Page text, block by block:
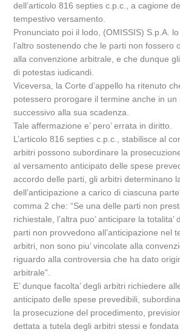
dell’articolo 816 septies c.p.c., a cagione
tempestivo versamento.
Pronunciato poi il lodo, (OMISSIS) S.p.A.
l’altro sostenendo che le parti non fossero
alla convenzione arbitrale, e che dunque
di potestas iudicandi.
Viceversa, la Corte d’appello ha ritenuto
potessero prorogare il termine anche in un
successivo alla sua scadenza.
Tale affermazione e’ pero’ errata in diritto.
L’articolo 816 septies c.p.c., stabilisce al
arbitri possono subordinare la
al versamento anticipato delle spese
accordo delle parti, gli arbitri determinano
dell’anticipazione a carico di ciascuna
comma 2 che: “Se una delle parti non
richiestale, l’altra puo’ anticipare la totalita’
parti non provvedono all’anticipazione nel
arbitri, non sono piu’ vincolate alla
riguardo alla controversia che ha dato
arbitrale”.
E’ dunque facolta’ degli arbitri richiedere
anticipato delle spese prevedibili,
la prosecuzione del procedimento,
dettata a tutela degli arbitri stessi e